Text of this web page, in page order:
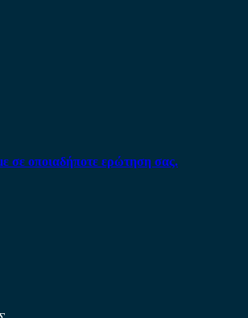
σε οποιαδήποτε ερώτηση σας.